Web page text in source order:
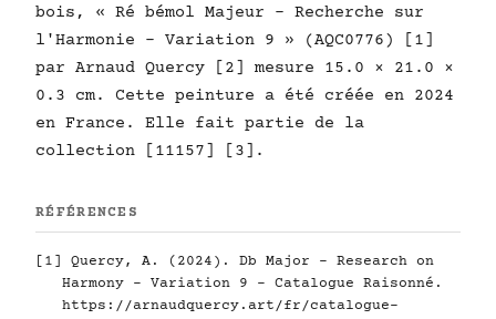
bois, « Ré bémol Majeur - Recherche sur
l'Harmonie - Variation 9 » (AQC0776) [1]
par Arnaud Quercy [2] mesure 15.0 × 21.0 ×
0.3 cm. Cette peinture a été créée en 2024
en France. Elle fait partie de la
collection [11157] [3].
RÉFÉRENCES
[1] Quercy, A. (2024). Db Major - Research on
Harmony - Variation 9 - Catalogue Raisonné.
https://arnaudquercy.art/fr/catalogue-